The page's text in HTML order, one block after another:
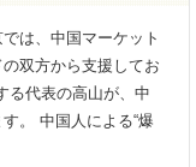
は、中国マーケット
双方から支援してお
る代表の高山が、中
。 中国人による“爆